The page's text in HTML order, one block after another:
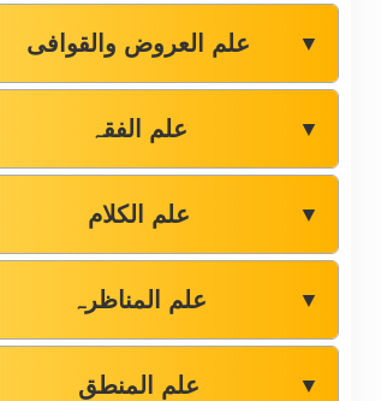
علم العروض والقوافی ▼
علم الفقہ ▼
علم الکلام ▼
علم المناظرہ ▼
علم المنطق ▼